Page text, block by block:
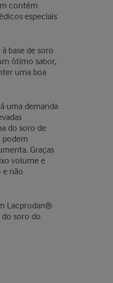
contém
especiais
base de soro
ótimo sabor,
uma boa
uma demanda
do soro de
podem
Graças
volume e
e não
Lacprodan®
soro do